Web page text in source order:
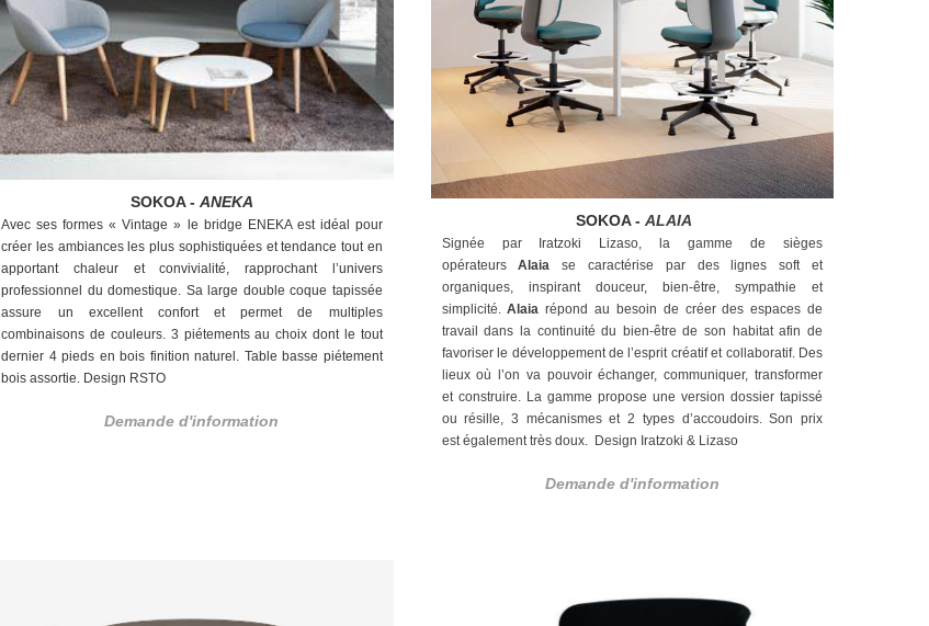
SOKOA - ANEKA
Avec ses formes « Vintage » le bridge ENEKA est idéal pour
créer les ambiances les plus sophistiquées ettendance tout en
apportant chaleur et convivialité, rapprochant l’univers
professionnel du domestique. Sa large double coque tapissée
assure un excellent confort et permet de multiples
combinaisons de couleurs. 3 piétements au choix dont le tout
dernier 4 pieds en bois finition naturel. Table basse piétement
bois assortie. Design RSTO
Demande d'information
SOKOA -ALAIA
Signée par Iratzoki Lizaso, la gamme de sièges
opérateursAlaia
se caractérise par des lignes soft et
organiques, inspirant douceur, bien-être, sympathie et
simplicité.Alaia répond au besoin de créer des espaces de
travail dans la continuité du bien-être de son habitat afin de
favoriser le développement de l’esprit créatif et collaboratif. Des
lieuxoù l’on va pouvoir échanger, communiquer, transformer
et construire. La gamme propose une version dossier tapissé
ourésille, 3 mécanismes et 2 types d’accoudoirs. Son prix
est également très doux. Design Iratzoki & Lizaso
Demande d'information